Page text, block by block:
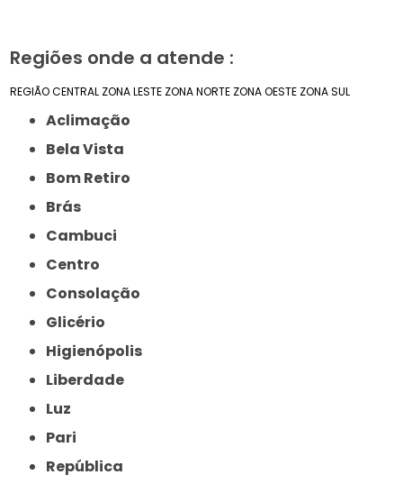
Regiões onde a atende :
REGIÃO CENTRAL ZONA LESTE ZONA NORTE ZONA OESTE ZONA SUL
Aclimação
Bela Vista
Bom Retiro
Brás
Cambuci
Centro
Consolação
Glicério
Higienópolis
Liberdade
Luz
Pari
República